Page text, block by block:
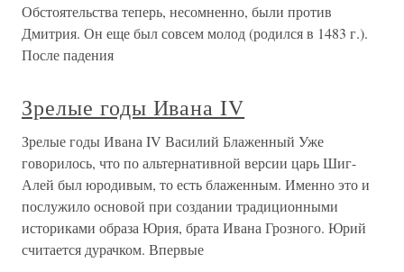
Обстоятельства теперь, несомненно, были против
Дмитрия. Он еще был совсем молод (родился в 1483 г.).
После падения
Зрелые годы Ивана IV
Зрелые годы Ивана IV Василий Блаженный Уже
говорилось, что по альтернативной версии царь Шиг-
Алей был юродивым, то есть блаженным. Именно это и
послужило основой при создании традиционными
историками образа Юрия, брата Ивана Грозного. Юрий
считается дурачком. Впервые